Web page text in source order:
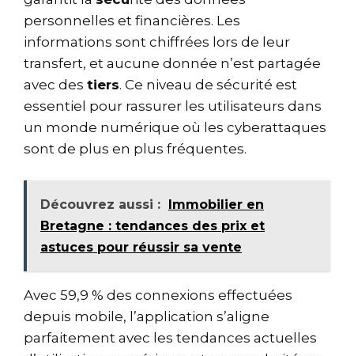
personnelles et financières. Les
informations sont chiffrées lors de leur
transfert, et aucune donnée n’est partagée
avec des tiers. Ce niveau de sécurité est
essentiel pour rassurer les utilisateurs dans
un monde numérique où les cyberattaques
sont de plus en plus fréquentes.
Découvrez aussi : Immobilier en
Bretagne : tendances des prix et
astuces pour réussir sa vente
Avec 59,9 % des connexions effectuées
depuis mobile, l’application s’aligne
parfaitement avec les tendances actuelles